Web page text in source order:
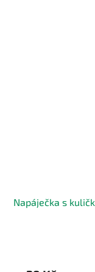
Napáječka s